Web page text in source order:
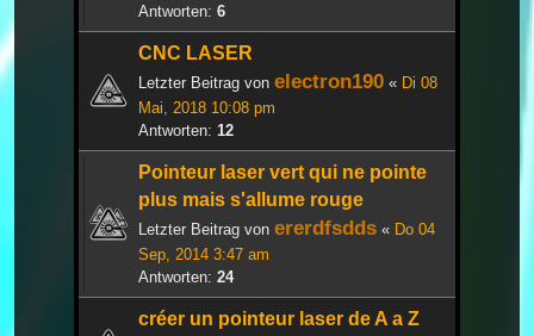
Antworten: 6
CNC LASER
Letzter Beitrag von electron190 « Di 08
Mai, 2018 10:08 pm
Antworten: 12
Pointeur laser vert qui ne pointe
plus mais s'allume rouge
Letzter Beitrag von ererdfsdds « Do 04
Sep, 2014 3:47 am
Antworten: 24
créer un pointeur laser de A a Z